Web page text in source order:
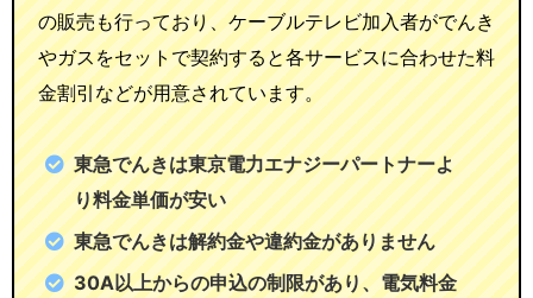
の販売も行っており、ケーブルテレビ加入者がでんき
やガスをセットで契約すると各サービスに合わせた料
金割引などが用意されています。
東急でんきは東京電力エナジーパートナーよ
り料金単価が安い
東急でんきは解約金や違約金がありません
30A以上からの申込の制限があり、電気料金